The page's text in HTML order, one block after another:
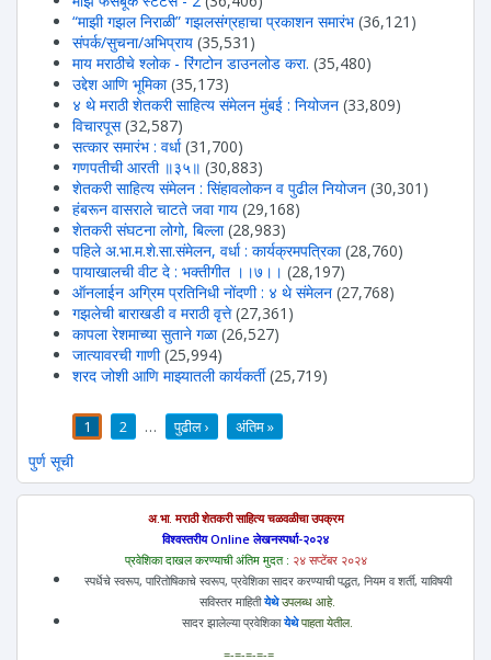
“माझी गझल निराळी” गझलसंग्रहाचा प्रकाशन समारंभ (36,121)
संपर्क/सुचना/अभिप्राय (35,531)
माय मराठीचे श्लोक - रिंगटोन डाउनलोड करा. (35,480)
उद्देश आणि भूमिका (35,173)
४ थे मराठी शेतकरी साहित्य संमेलन मुंबई : नियोजन (33,809)
विचारपूस (32,587)
सत्कार समारंभ : वर्धा (31,700)
गणपतीची आरती ॥३५॥ (30,883)
शेतकरी साहित्य संमेलन : सिंहावलोकन व पुढील नियोजन (30,301)
हंबरून वासराले चाटते जवा गाय (29,168)
शेतकरी संघटना लोगो, बिल्ला (28,983)
पहिले अ.भा.म.शे.सा.संमेलन, वर्धा : कार्यक्रमपत्रिका (28,760)
पायाखालची वीट दे : भक्तीगीत ।।७।। (28,197)
ऑनलाईन अग्रिम प्रतिनिधी नोंदणी : ४ थे संमेलन (27,768)
गझलेची बाराखडी व मराठी वृत्ते (27,361)
कापला रेशमाच्या सुताने गळा (26,527)
जात्यावरची गाणी (25,994)
शरद जोशी आणि माझ्यातली कार्यकर्ती (25,719)
1 2 … पुढील › अंतिम »
पुर्ण सूची
अ.भा. मराठी शेतकरी साहित्य चळवळीचा उपक्रम
विश्वस्तरीय Online लेखनस्पर्धा-२०२४
प्रवेशिका दाखल करण्याची अंतिम मुदत : २४ सप्टेंबर २०२४
स्पर्धेचे स्वरूप, पारितोषिकाचे स्वरूप, प्रवेशिका सादर करण्याची पद्धत, नियम व शर्ती, याविषयी
सविस्तर माहितीयेथेउपलब्ध आहे.
सादर झालेल्या प्रवेशिकायेथेपाहता येतील.
=-=-=-=-=